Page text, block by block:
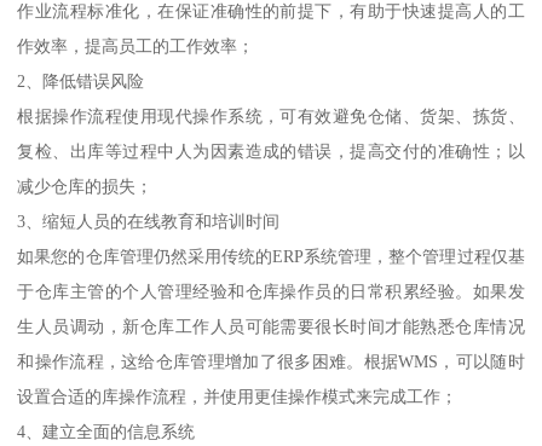
作业流程标准化，在保证准确性的前提下，有助于快速提高人的工
作效率，提高员工的工作效率；
2、降低错误风险
根据操作流程使用现代操作系统，可有效避免仓储、货架、拣货、
复检、出库等过程中人为因素造成的错误，提高交付的准确性；以
减少仓库的损失；
3、缩短人员的在线教育和培训时间
如果您的仓库管理仍然采用传统的ERP系统管理，整个管理过程仅基
于仓库主管的个人管理经验和仓库操作员的日常积累经验。如果发
生人员调动，新仓库工作人员可能需要很长时间才能熟悉仓库情况
和操作流程，这给仓库管理增加了很多困难。根据WMS，可以随时
设置合适的库操作流程，并使用更佳操作模式来完成工作；
4、建立全面的信息系统